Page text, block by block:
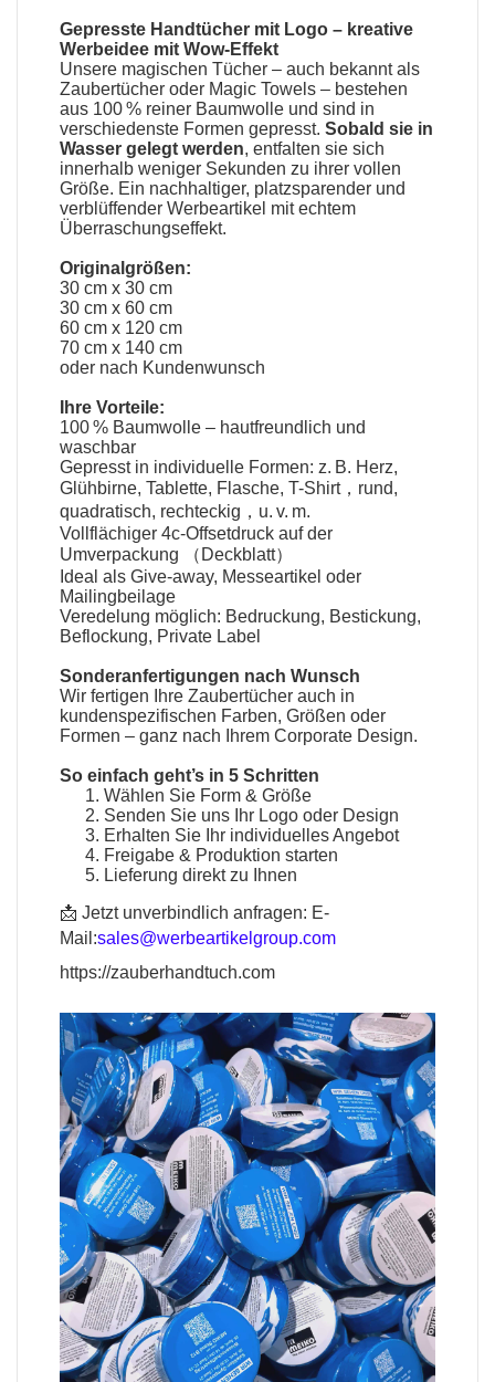
Gepresste Handtücher mit Logo – kreative
Werbeidee mit Wow-Effekt
Unsere magischen Tücher – auch bekannt als
Zaubertücher oder Magic Towels – bestehen
aus 100 % reiner Baumwolle und sind in
verschiedenste Formen gepresst.Sobald sie in
Wasser gelegt werden, entfalten sie sich
innerhalb weniger Sekunden zu ihrer vollen
Größe. Ein nachhaltiger, platzsparender und
verblüffender Werbeartikel mit echtem
Überraschungseffekt.
Originalgrößen:
30 cm x 30 cm
30 cm x 60 cm
60 cm x 120 cm
70 cm x 140 cm
oder nach Kundenwunsch
Ihre Vorteile:
100 % Baumwolle – hautfreundlich und
waschbar
Gepresst in individuelle Formen: z. B. Herz,
Glühbirne, Tablette, Flasche, T-Shirt，rund,
quadratisch, rechteckig，u. v. m.
Vollflächiger 4c-Offsetdruck auf der
Umverpackung （Deckblatt）
Ideal als Give-away, Messeartikel oder
Mailingbeilage
Veredelung möglich: Bedruckung, Bestickung,
Beflockung, Private Label
Sonderanfertigungen nach Wunsch
Wir fertigen IhreZaubertücher auch in
kundenspezifischen Farben, Größen oder
Formen – ganz nach Ihrem Corporate Design.
So einfach geht’s in 5 Schritten
Wählen Sie Form & Größe
Senden Sie uns Ihr Logo oder Design
Erhalten Sie Ihr individuelles Angebot
Freigabe & Produktion starten
Lieferung direkt zu Ihnen
📩 Jetzt unverbindlich anfragen: E-
Mail:sales@werbeartikelgroup.com
https://zauberhandtuch.com